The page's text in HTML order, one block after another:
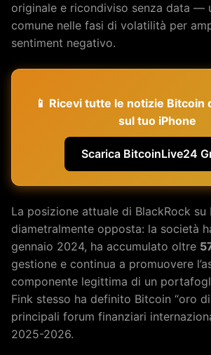
originale e ricondiviso senza data —
comune nelle fasi di volatilità per
sentiment negativo.
📱 Ricevi tutte le notizie
sul tuo iPhone
Scarica BitcoinLive24
La posizione attuale di BlackRock su
diametralmente opposta: la società
gennaio 2024, ha accumulato oltre
gestione e continua a promuovere
componente legittima di un
Fink stesso ha definito Bitcoin “oro
principali forum finanziari
2025-2026.